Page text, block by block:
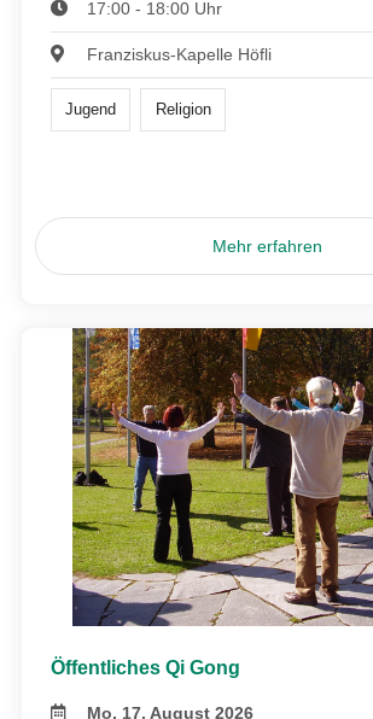
17:00 - 18:00 Uhr
Franziskus-Kapelle Höfli
Jugend Religion
Mehr erfahren
Öffentliches Qi Gong
Mo, 17. August 2026